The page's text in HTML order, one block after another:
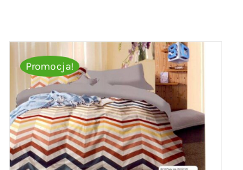
Promocja!
DODAJ DO KOSZYKA / QUICK VIEW